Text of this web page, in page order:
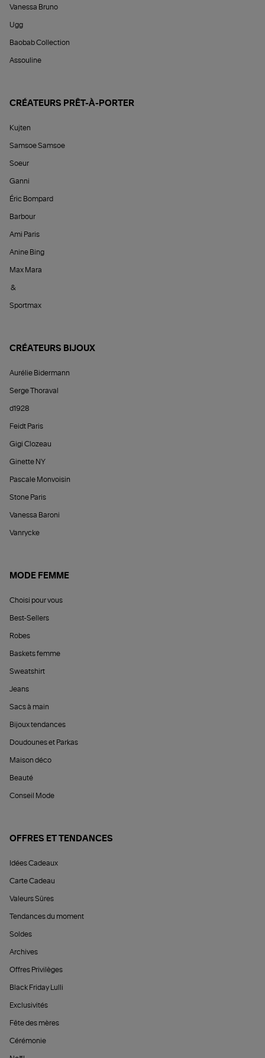
Vanessa Bruno
Ugg
Baobab Collection
Assouline
CRÉATEURS PRÊT-À-PORTER
Kujten
Samsoe Samsoe
Soeur
Ganni
Éric Bompard
Barbour
Ami Paris
Anine Bing
Max Mara
&
Sportmax
CRÉATEURS BIJOUX
Aurélie Bidermann
Serge Thoraval
d1928
Feidt Paris
Gigi Clozeau
Ginette NY
Pascale Monvoisin
Stone Paris
Vanessa Baroni
Vanrycke
MODE FEMME
Choisi pour vous
Best-Sellers
Robes
Baskets femme
Sweatshirt
Jeans
Sacs à main
Bijoux tendances
Doudounes et Parkas
Maison déco
Beauté
Conseil Mode
OFFRES ET TENDANCES
Idées Cadeaux
Carte Cadeau
Valeurs Sûres
Tendances du moment
Soldes
Archives
Offres Privilèges
Black Friday Lulli
Exclusivités
Fête des mères
Cérémonie